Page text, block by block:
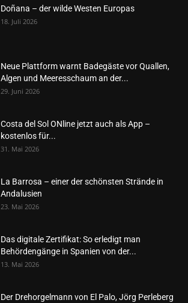
Doñana – der wilde Westen Europas
18. Juli 2026
Neue Plattform warnt Badegäste vor Quallen,
Algen und Meeresschaum an der...
29. Juni 2026
Costa del Sol ONline jetzt auch als App –
kostenlos für...
31. Mai 2026
La Barrosa – einer der schönsten Strände in
Andalusien
23. Mai 2026
Das digitale Zertifikat: So erledigt man
Behördengänge in Spanien von der...
13. Mai 2026
Der Drehorgelmann von El Palo, Jörg Perleberg